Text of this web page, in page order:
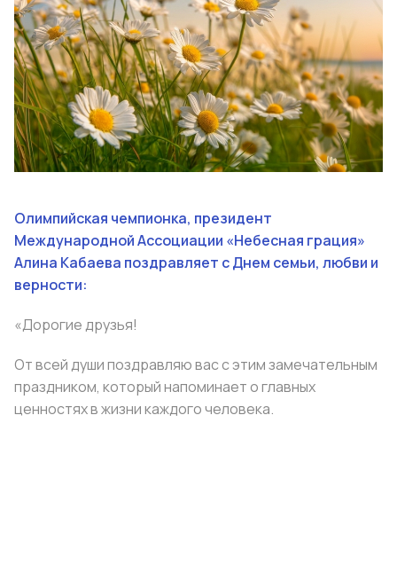
Олимпийская чемпионка, президент
Международной Ассоциации «Небесная грация»
Алина Кабаева поздравляет с Днем семьи, любви и
верности:
«Дорогие друзья!
От всей души поздравляю вас с этим замечательным
праздником, который напоминает о главных
ценностях в жизни каждого человека.